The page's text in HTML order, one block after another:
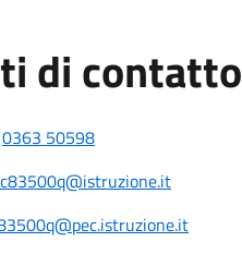
di contatto
0363 50598